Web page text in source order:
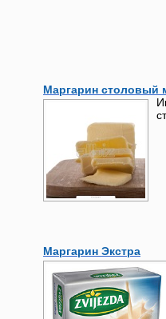
Маргарин столовый
Маргарин Экстра